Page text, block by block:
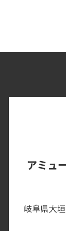
アミュ
岐阜県大